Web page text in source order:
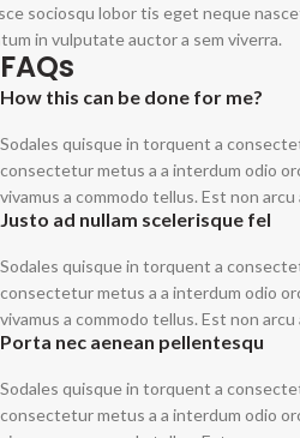
sociosqu lobor tis eget neque
in vulputate auctor a sem viverra.
FAQs
How this can be done for me?
Sodales quisque in torquent a
consectetur metus a a interdum odio
vivamus a commodo tellus. Est non arcu
Justo ad nullam scelerisque fel
Sodales quisque in torquent a
consectetur metus a a interdum odio
vivamus a commodo tellus. Est non arcu
Porta nec aenean pellentesqu
Sodales quisque in torquent a
consectetur metus a a interdum odio